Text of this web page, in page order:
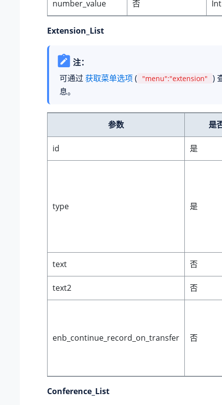
number_value 否
Extension_List
注：
可通过获取菜单选项( "menu":"extension" )
息。
参数 是
id 是
type 是
text 否
text2 否
enb_continue_record_on_transfer 否
Conference_List